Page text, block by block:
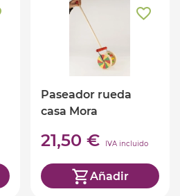
Paseador rueda
casa Mora
21,50 € IVA incluido
Añadir